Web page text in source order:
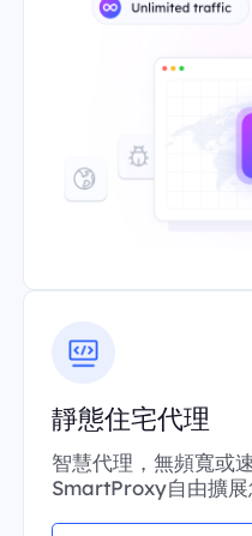
靜態住宅代理
智慧代理，無頻寬或
SmartProxy自由擴展